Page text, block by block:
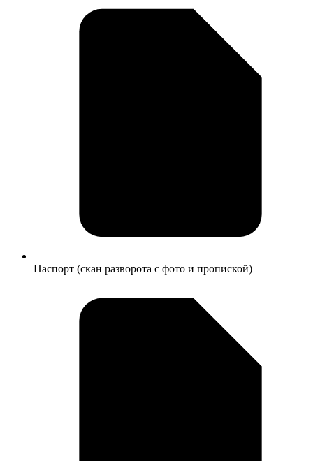
Паспорт (скан разворота с фото и пропиской)